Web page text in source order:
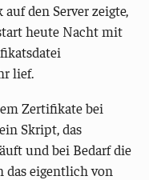
den Server zeigte,
heute Nacht mit
lief.
Zertifikate bei
Skript, das
und bei Bedarf die
das eigentlich von